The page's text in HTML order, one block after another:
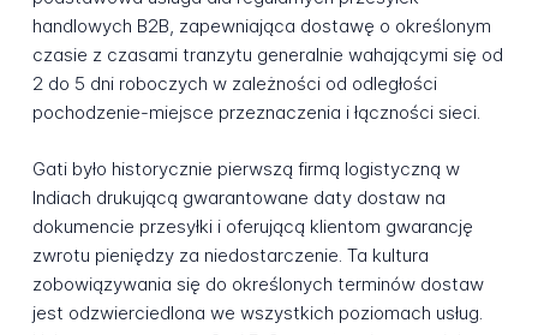
handlowych B2B, zapewniająca dostawę o określonym
czasie z czasami tranzytu generalnie wahającymi się od
2 do 5 dni roboczych w zależności od odległości
pochodzenie-miejsce przeznaczenia i łączności sieci.
Gati było historycznie pierwszą firmą logistyczną w
Indiach drukującą gwarantowane daty dostaw na
dokumencie przesyłki i oferującą klientom gwarancję
zwrotu pieniędzy za niedostarczenie. Ta kultura
zobowiązywania się do określonych terminów dostaw
jest odzwierciedlona we wszystkich poziomach usług.